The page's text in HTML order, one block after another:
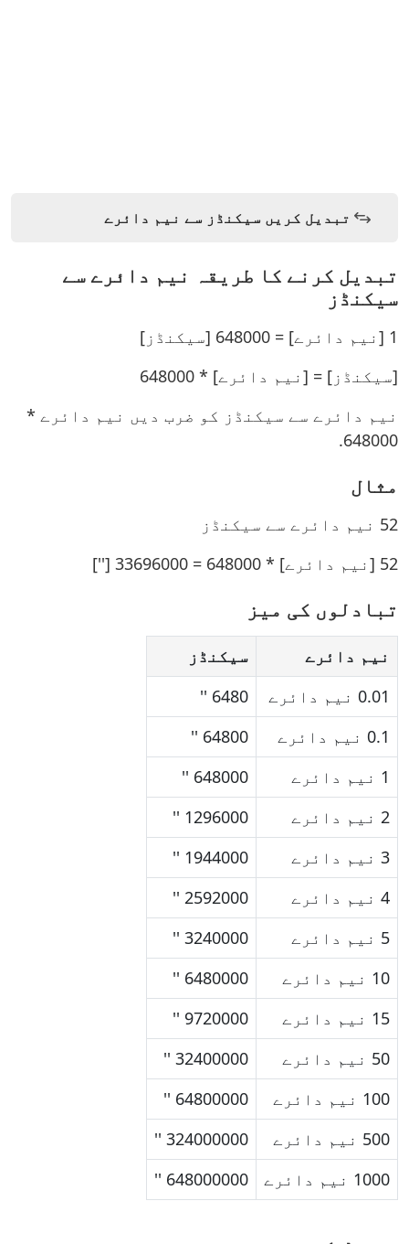
تبدیل کریں سیکنڈز سے نیم دائرے
تبدیل کرنے کا طریقہ نیم دائرے سے
سیکنڈز
1 [نیم دائرے] = 648000 [سیکنڈز]
[سیکنڈز] = [نیم دائرے] * 648000
نیم دائرے سے سیکنڈز کو ضرب دیں نیم دائرے *
648000.
مثال
52 نیم دائرے سے سیکنڈز
52 [نیم دائرے] * 648000 = 33696000 ['']
تبادلوں کی میز
نیم دائرے
سیکنڈز
0.01 نیم دائرے
6480 ''
0.1 نیم دائرے
64800 ''
1 نیم دائرے
648000 ''
2 نیم دائرے
1296000 ''
3 نیم دائرے
1944000 ''
4 نیم دائرے
2592000 ''
5 نیم دائرے
3240000 ''
10 نیم دائرے
6480000 ''
15 نیم دائرے
9720000 ''
50 نیم دائرے
32400000 ''
100 نیم دائرے
64800000 ''
500 نیم دائرے
324000000 ''
1000 نیم دائرے
648000000 ''